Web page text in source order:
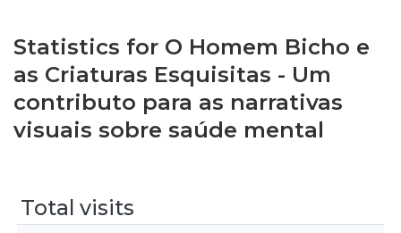
Browse repository
Entities
Statistics for O Homem Bicho e
as Criaturas Esquisitas - Um
contributo para as narrativas
visuais sobre saúde mental
Total visits